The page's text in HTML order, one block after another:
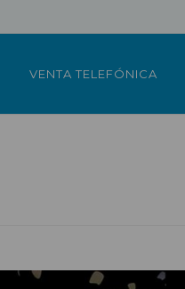
VENTA TELEFÓNICA